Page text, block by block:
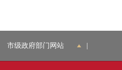
市级政府部门网站